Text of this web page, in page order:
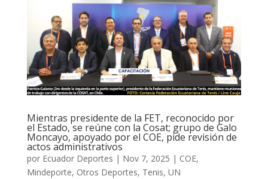
Mientras presidente de la FET, reconocido por
el Estado, se reúne con la Cosat; grupo de Galo
Moncayo, apoyado por el COE, pide revisión de
actos administrativos
por Ecuador Deportes | Nov 7, 2025 | COE,
Mindeporte, Otros Deportes, Tenis, UN